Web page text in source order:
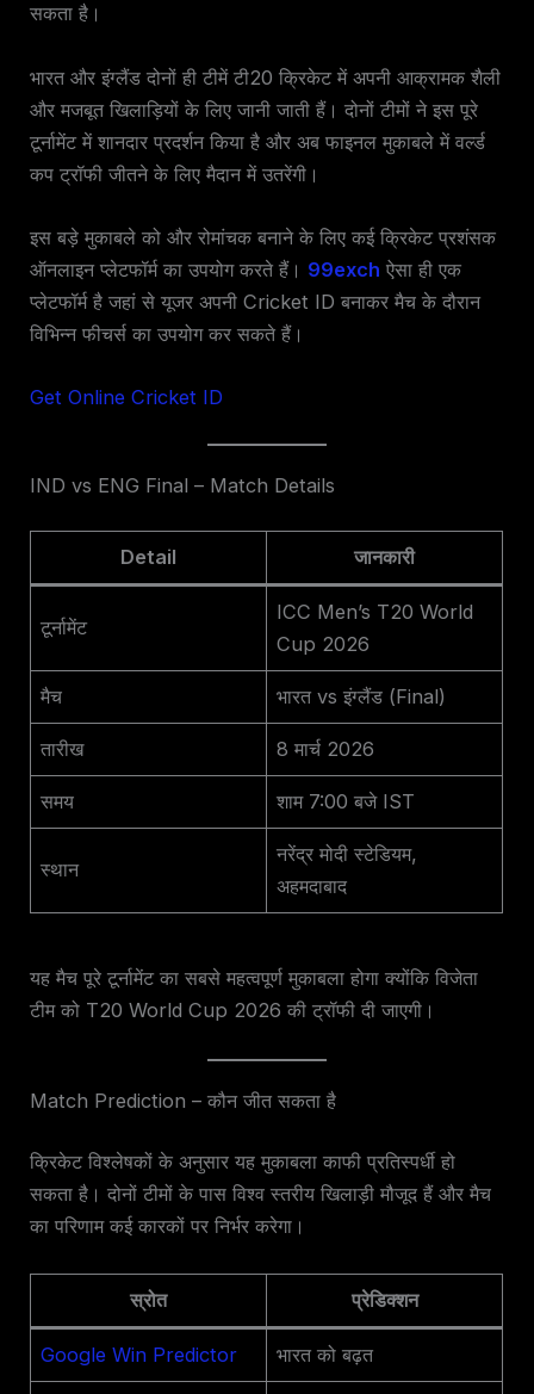
सकता है।
भारत और इंग्लैंड दोनों ही टीमें टी20 क्रिकेट में अपनी आक्रामक शैली
और मजबूत खिलाड़ियों के लिए जानी जाती हैं। दोनों टीमों ने इस पूरे
टूर्नामेंट में शानदार प्रदर्शन किया है और अब फाइनल मुकाबले में वर्ल्ड
कप ट्रॉफी जीतने के लिए मैदान में उतरेंगी।
इस बड़े मुकाबले को और रोमांचक बनाने के लिए कई क्रिकेट प्रशंसक
ऑनलाइन प्लेटफॉर्म का उपयोग करते हैं। 99exch ऐसा ही एक
प्लेटफॉर्म है जहां से यूजर अपनी Cricket ID बनाकर मैच के दौरान
विभिन्न फीचर्स का उपयोग कर सकते हैं।
Get Online Cricket ID
IND vs ENG Final – Match Details
Detail जानकारी
टूर्नामेंट
ICC Men’s T20 World
Cup 2026
मैच भारत vs इंग्लैंड (Final)
तारीख 8 मार्च 2026
समय शाम 7:00 बजे IST
स्थान
नरेंद्र मोदी स्टेडियम,
अहमदाबाद
यह मैच पूरे टूर्नामेंट का सबसे महत्वपूर्ण मुकाबला होगा क्योंकि विजेता
टीम को T20 World Cup 2026 की ट्रॉफी दी जाएगी।
Match Prediction – कौन जीत सकता है
क्रिकेट विश्लेषकों के अनुसार यह मुकाबला काफी प्रतिस्पर्धी हो
सकता है। दोनों टीमों के पास विश्व स्तरीय खिलाड़ी मौजूद हैं और मैच
का परिणाम कई कारकों पर निर्भर करेगा।
स्रोत प्रेडिक्शन
Google Win Predictor भारत को बढ़त